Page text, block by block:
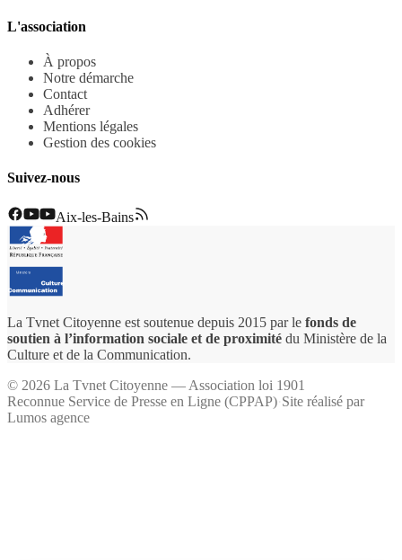
L'association
À propos
Notre démarche
Contact
Adhérer
Mentions légales
Gestion des cookies
Suivez-nous
Aix-les-Bains
La Tvnet Citoyenne est soutenue depuis 2015 par le fonds de
soutien à l’information sociale et de proximité du Ministère de la
Culture et de la Communication.
© 2026 La Tvnet Citoyenne — Association loi 1901
Reconnue Service de Presse en Ligne (CPPAP)·Site réalisé par
Lumos agence